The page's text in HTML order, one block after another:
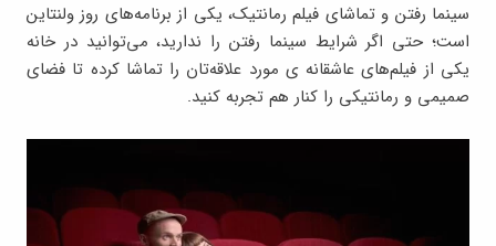
سینما رفتن و تماشای فیلم رمانتیک، یکی از برنامه‌های روز ولنتاین
است؛ حتی اگر شرایط سینما رفتن را ندارید، می‌توانید در خانه
یکی از فیلم‌های عاشقانه ی مورد علاقه‌تان را تماشا کرده تا فضای
صمیمی و رمانتیکی را کنار هم تجربه کنید.